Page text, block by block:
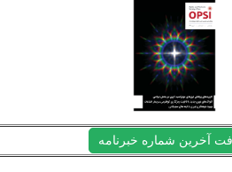
آخرین شماره خبرنامه